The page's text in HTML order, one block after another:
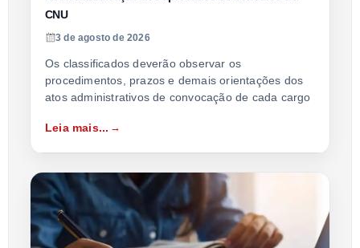
CNU
3 de agosto de 2026
Os classificados deverão observar os
procedimentos, prazos e demais orientações dos
atos administrativos de convocação de cada cargo
Leia mais...